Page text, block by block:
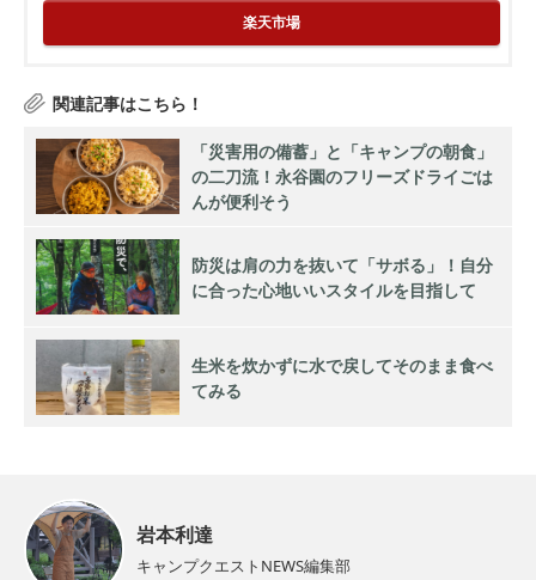
楽天市場
「災害用の備蓄」と「キャンプの朝食」
の二刀流！永谷園のフリーズドライごは
んが便利そう
防災は肩の力を抜いて「サボる」！自分
に合った心地いいスタイルを目指して
生米を炊かずに水で戻してそのまま食べ
てみる
岩本利達
キャンプクエストNEWS編集部